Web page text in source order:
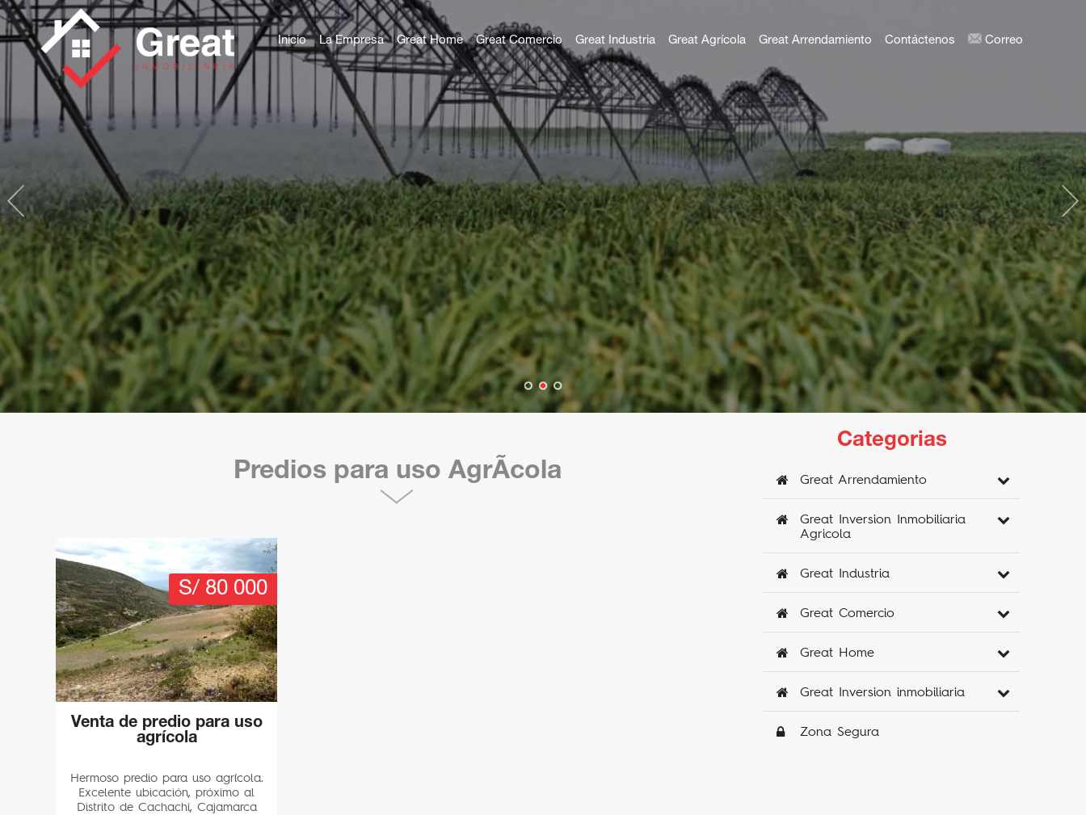
Inicio La Empresa Great Home Great Comercio Great Industria Great Agrícola Great Arrendamiento Contáctenos Correo
Predios para uso AgrÃ­cola
S/ 80 000
Venta de predio para uso
agrícola
Hermoso predio para uso agrícola.
Excelente ubicación, próximo al
Distrito de Cachachi, Cajamarca
Categorias
Great Arrendamiento
Great Inversion Inmobiliaria
Agricola
Great Industria
Great Comercio
Great Home
Great Inversion inmobiliaria
Zona Segura